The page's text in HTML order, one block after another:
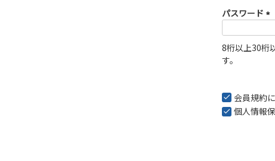
パスワード
須)
8桁以上30桁
す。
会員規約
個人情報